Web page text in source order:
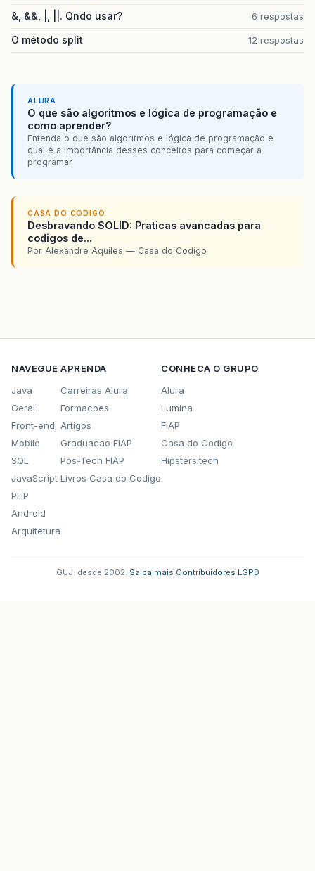
&, &&, |, ||. Qndo usar? 6 respostas
O método split 12 respostas
ALURA
O que são algoritmos e lógica de programação e
como aprender?
Entenda o que são algoritmos e lógica de programação e
qual é a importância desses conceitos para começar a
programar
CASA DO CODIGO
Desbravando SOLID: Praticas avancadas para
codigos de...
Por Alexandre Aquiles — Casa do Codigo
NAVEGUE
Java
Geral
Front-end
Mobile
SQL
JavaScript
PHP
Android
Arquitetura
APRENDA
Carreiras Alura
Formacoes
Artigos
Graduacao FIAP
Pos-Tech FIAP
Livros Casa do Codigo
CONHECA O GRUPO
Alura
Lumina
FIAP
Casa do Codigo
Hipsters.tech
GUJ: desde 2002. Saiba mais Contribuidores LGPD